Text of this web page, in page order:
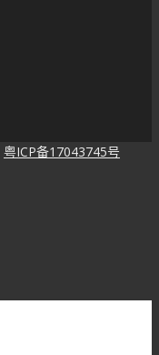
粤ICP备17043745号